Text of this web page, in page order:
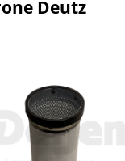
Deutz